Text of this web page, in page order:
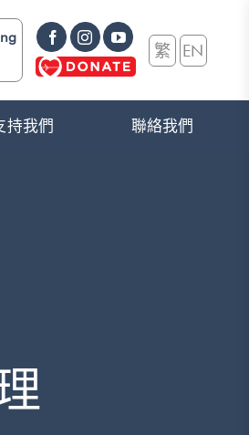
繁 EN
持我們 聯絡我們